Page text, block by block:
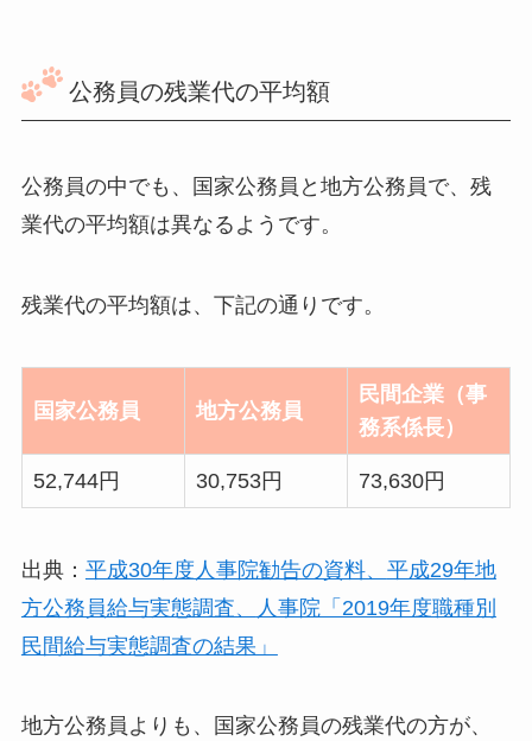
公務員の残業代の平均額
公務員の中でも、国家公務員と地方公務員で、残
業代の平均額は異なるようです。
残業代の平均額は、下記の通りです。
国家公務員 地方公務員
民間企業（事
務系係長）
52,744円 30,753円 73,630円
出典： 平成30年度人事院勧告の資料、 平成29年地
方公務員給与実態調査、
人事院「2019年度職種別
民間給与実態調査の結果」
地方公務員よりも、国家公務員の残業代の方が、